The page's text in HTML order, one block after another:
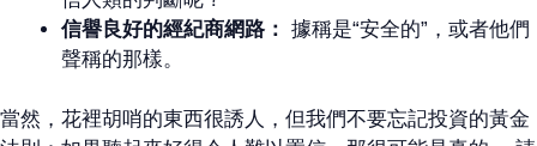
信譽良好的經紀商網路： 據稱是“安全的”，或者他們
聲稱的那樣。
當然，花裡胡哨的東西很誘人，但我們不要忘記投資的黃金